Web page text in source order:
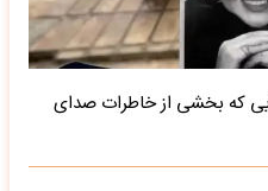
که بخشی از خاطرات صدای